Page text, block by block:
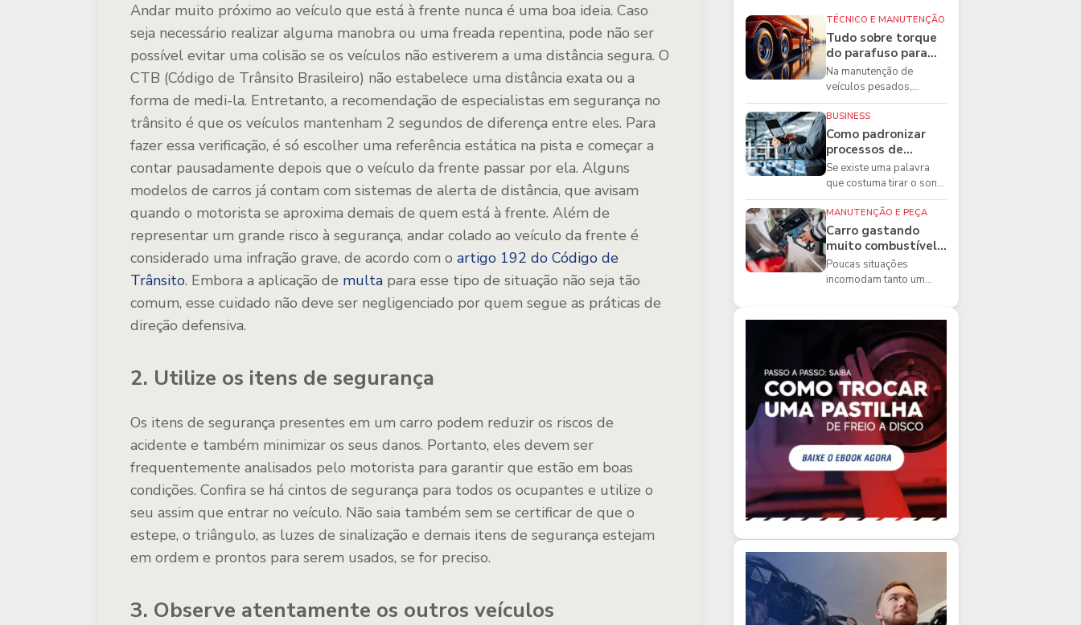
Andar muito próximo ao veículo que está à frente nunca é uma boa ideia. Caso
seja necessário realizar alguma manobra ou uma freada repentina, pode não ser
possível evitar uma colisão se os veículos não estiverem a uma distância segura. O
CTB (Código de Trânsito Brasileiro) não estabelece uma distância exata ou a
forma de medi-la. Entretanto, a recomendação de especialistas em segurança no
trânsito é que os veículos mantenham 2 segundos de diferença entre eles. Para
fazer essa verificação, é só escolher uma referência estática na pista e começar a
contar pausadamente depois que o veículo da frente passar por ela. Alguns
modelos de carros já contam com sistemas de alerta de distância, que avisam
quando o motorista se aproxima demais de quem está à frente. Além de
representar um grande risco à segurança, andar colado ao veículo da frente é
considerado uma infração grave, de acordo com o artigo 192 do Código de
Trânsito. Embora a aplicação de multa para esse tipo de situação não seja tão
comum, esse cuidado não deve ser negligenciado por quem segue as práticas de
direção defensiva.
2. Utilize os itens de segurança
Os itens de segurança presentes em um carro podem reduzir os riscos de
acidente e também minimizar os seus danos. Portanto, eles devem ser
frequentemente analisados pelo motorista para garantir que estão em boas
condições. Confira se há cintos de segurança para todos os ocupantes e utilize o
seu assim que entrar no veículo. Não saia também sem se certificar de que o
estepe, o triângulo, as luzes de sinalização e demais itens de segurança estejam
em ordem e prontos para serem usados, se for preciso.
3. Observe atentamente os outros veículos
TÉCNICO E MANUTENÇÃO
Tudo sobre torque
do parafuso para
caminhões e as
boas práticas que
todo mecânico
precisa conhecer
Na manutenção de
veículos pesados,
existem ferramentas que
fazem diferença direta na
segurança e na ...
BUSINESS
Como padronizar
processos de
manutenção de
frota na oficina
Se existe uma palavra
que costuma tirar o sono
dos gestores de
manutenção, ela é a
imprevisibilidade...
MANUTENÇÃO E PEÇA
Carro gastando
muito combustível:
5 motivos que
podem aumentar o
Poucas situações
incomodam tanto um
acabando mais r...